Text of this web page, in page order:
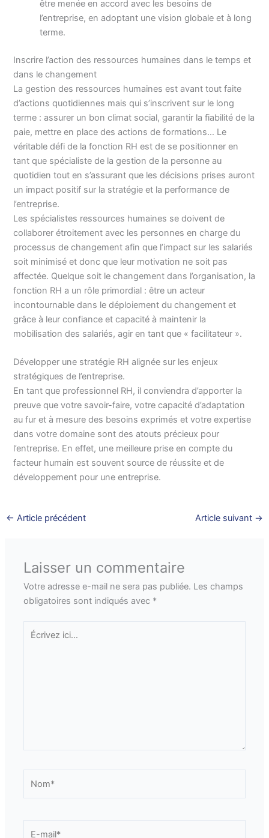
être menée en accord avec les besoins de
l’entreprise, en adoptant une vision globale et à long
terme.
Inscrire l’action des ressources humaines dans le temps et
dans le changement
La gestion des ressources humaines est avant tout faite
d’actions quotidiennes mais qui s’inscrivent sur le long
terme : assurer un bon climat social, garantir la fiabilité de la
paie, mettre en place des actions de formations… Le
véritable défi de la fonction RH est de se positionner en
tant que spécialiste de la gestion de la personne au
quotidien tout en s’assurant que les décisions prises auront
un impact positif sur la stratégie et la performance de
l’entreprise.
Les spécialistes ressources humaines se doivent de
collaborer étroitement avec les personnes en charge du
processus de changement afin que l’impact sur les salariés
soit minimisé et donc que leur motivation ne soit pas
affectée. Quelque soit le changement dans l’organisation, la
fonction RH a un rôle primordial : être un acteur
incontournable dans le déploiement du changement et
grâce à leur confiance et capacité à maintenir la
mobilisation des salariés, agir en tant que « facilitateur ».
Développer une stratégie RH alignée sur les enjeux
stratégiques de l’entreprise.
En tant que professionnel RH, il conviendra d’apporter la
preuve que votre savoir-faire, votre capacité d’adaptation
au fur et à mesure des besoins exprimés et votre expertise
dans votre domaine sont des atouts précieux pour
l’entreprise. En effet, une meilleure prise en compte du
facteur humain est souvent source de réussite et de
développement pour une entreprise.
← Article précédent Article suivant →
Laisser un commentaire
Votre adresse e-mail ne sera pas publiée. Les champs
obligatoires sont indiqués avec *
Écrivez